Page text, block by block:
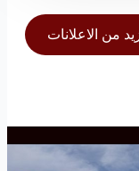
من الاعلانات